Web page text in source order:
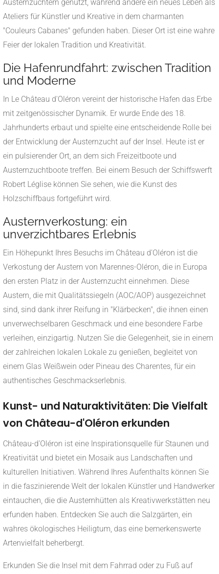
Austernzüchtern genutzt, während andere ein neues Leben als
Ateliers für Künstler und Kreative in dem charmanten
"Couleurs Cabanes" gefunden haben. Dieser Ort ist eine wahre
Feier der lokalen Tradition und Kreativität.
Die Hafenrundfahrt: zwischen Tradition
und Moderne
In Le Château d'Oléron vereint der historische Hafen das Erbe
mit zeitgenössischer Dynamik. Er wurde Ende des 18.
Jahrhunderts erbaut und spielte eine entscheidende Rolle bei
der Entwicklung der Austernzucht auf der Insel. Heute ist er
ein pulsierender Ort, an dem sich Freizeitboote und
Austernzuchtboote treffen. Bei einem Besuch der Schiffswerft
Robert Léglise können Sie sehen, wie die Kunst des
Holzschiffbaus fortgeführt wird.
Austernverkostung: ein
unverzichtbares Erlebnis
Ein Höhepunkt Ihres Besuchs im Château d'Oléron ist die
Verkostung der Austern von Marennes-Oléron, die in Europa
den ersten Platz in der Austernzucht einnehmen. Diese
Austern, die mit Qualitätssiegeln (AOC/AOP) ausgezeichnet
sind, sind dank ihrer Reifung in "Klärbecken", die ihnen einen
unverwechselbaren Geschmack und eine besondere Farbe
verleihen, einzigartig. Nutzen Sie die Gelegenheit, sie in einem
der zahlreichen lokalen Lokale zu genießen, begleitet von
einem Glas Weißwein oder Pineau des Charentes, für ein
authentisches Geschmackserlebnis.
Kunst- und Naturaktivitäten: Die Vielfalt
von Château-d'Oléron erkunden
Château-d'Oléron ist eine Inspirationsquelle für Staunen und
Kreativität und bietet ein Mosaik aus Landschaften und
kulturellen Initiativen. Während Ihres Aufenthalts können Sie
in die faszinierende Welt der lokalen Künstler und Handwerker
eintauchen, die die Austernhütten als Kreativwerkstätten neu
erfunden haben. Entdecken Sie auch die Salzgärten, ein
wahres ökologisches Heiligtum, das eine bemerkenswerte
Artenvielfalt beherbergt.
Erkunden Sie die Insel mit dem Fahrrad oder zu Fuß auf